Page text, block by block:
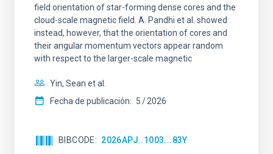
field orientation of star-forming dense cores and the
cloud-scale magnetic field. A. Pandhi et al. showed
instead, however, that the orientation of cores and
their angular momentum vectors appear random
with respect to the larger-scale magnetic
Yin, Sean et al.
Fecha de publicación: 5 2026
BIBCODE 2026APJ..1003...83Y